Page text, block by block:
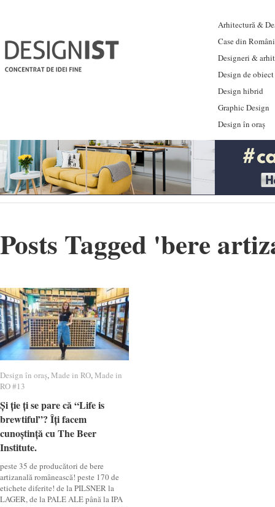
Arhitectură &
Case din
Designeri &
Design de obiect
Design hibrid
Graphic Design
Design în oraș
Posts Tagged 'bere
Design în oraș,Made in RO,Made in
RO #13
Și ție ți se pare că “Life is
brewtiful”? Îți facem
cunoștință cu The Beer
Institute.
peste 35 de producători de bere
artizanală românească! peste 170 de
etichete diferite! de la PILSNER la
LAGER, de la PALE ALE până la IPA
Design în oraș Made in RO Made in
RO #13
Și ție ți se pare că “Life is
brewtiful”? Îți facem
cunoștință cu The Beer
Institute.